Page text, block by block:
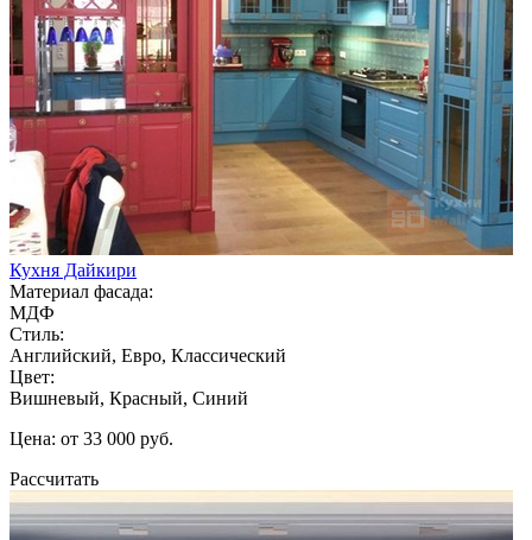
Кухня Дайкири
Материал фасада:
МДФ
Стиль:
Английский, Евро, Классический
Цвет:
Вишневый, Красный, Синий
Цена: от 33 000 руб.
Рассчитать